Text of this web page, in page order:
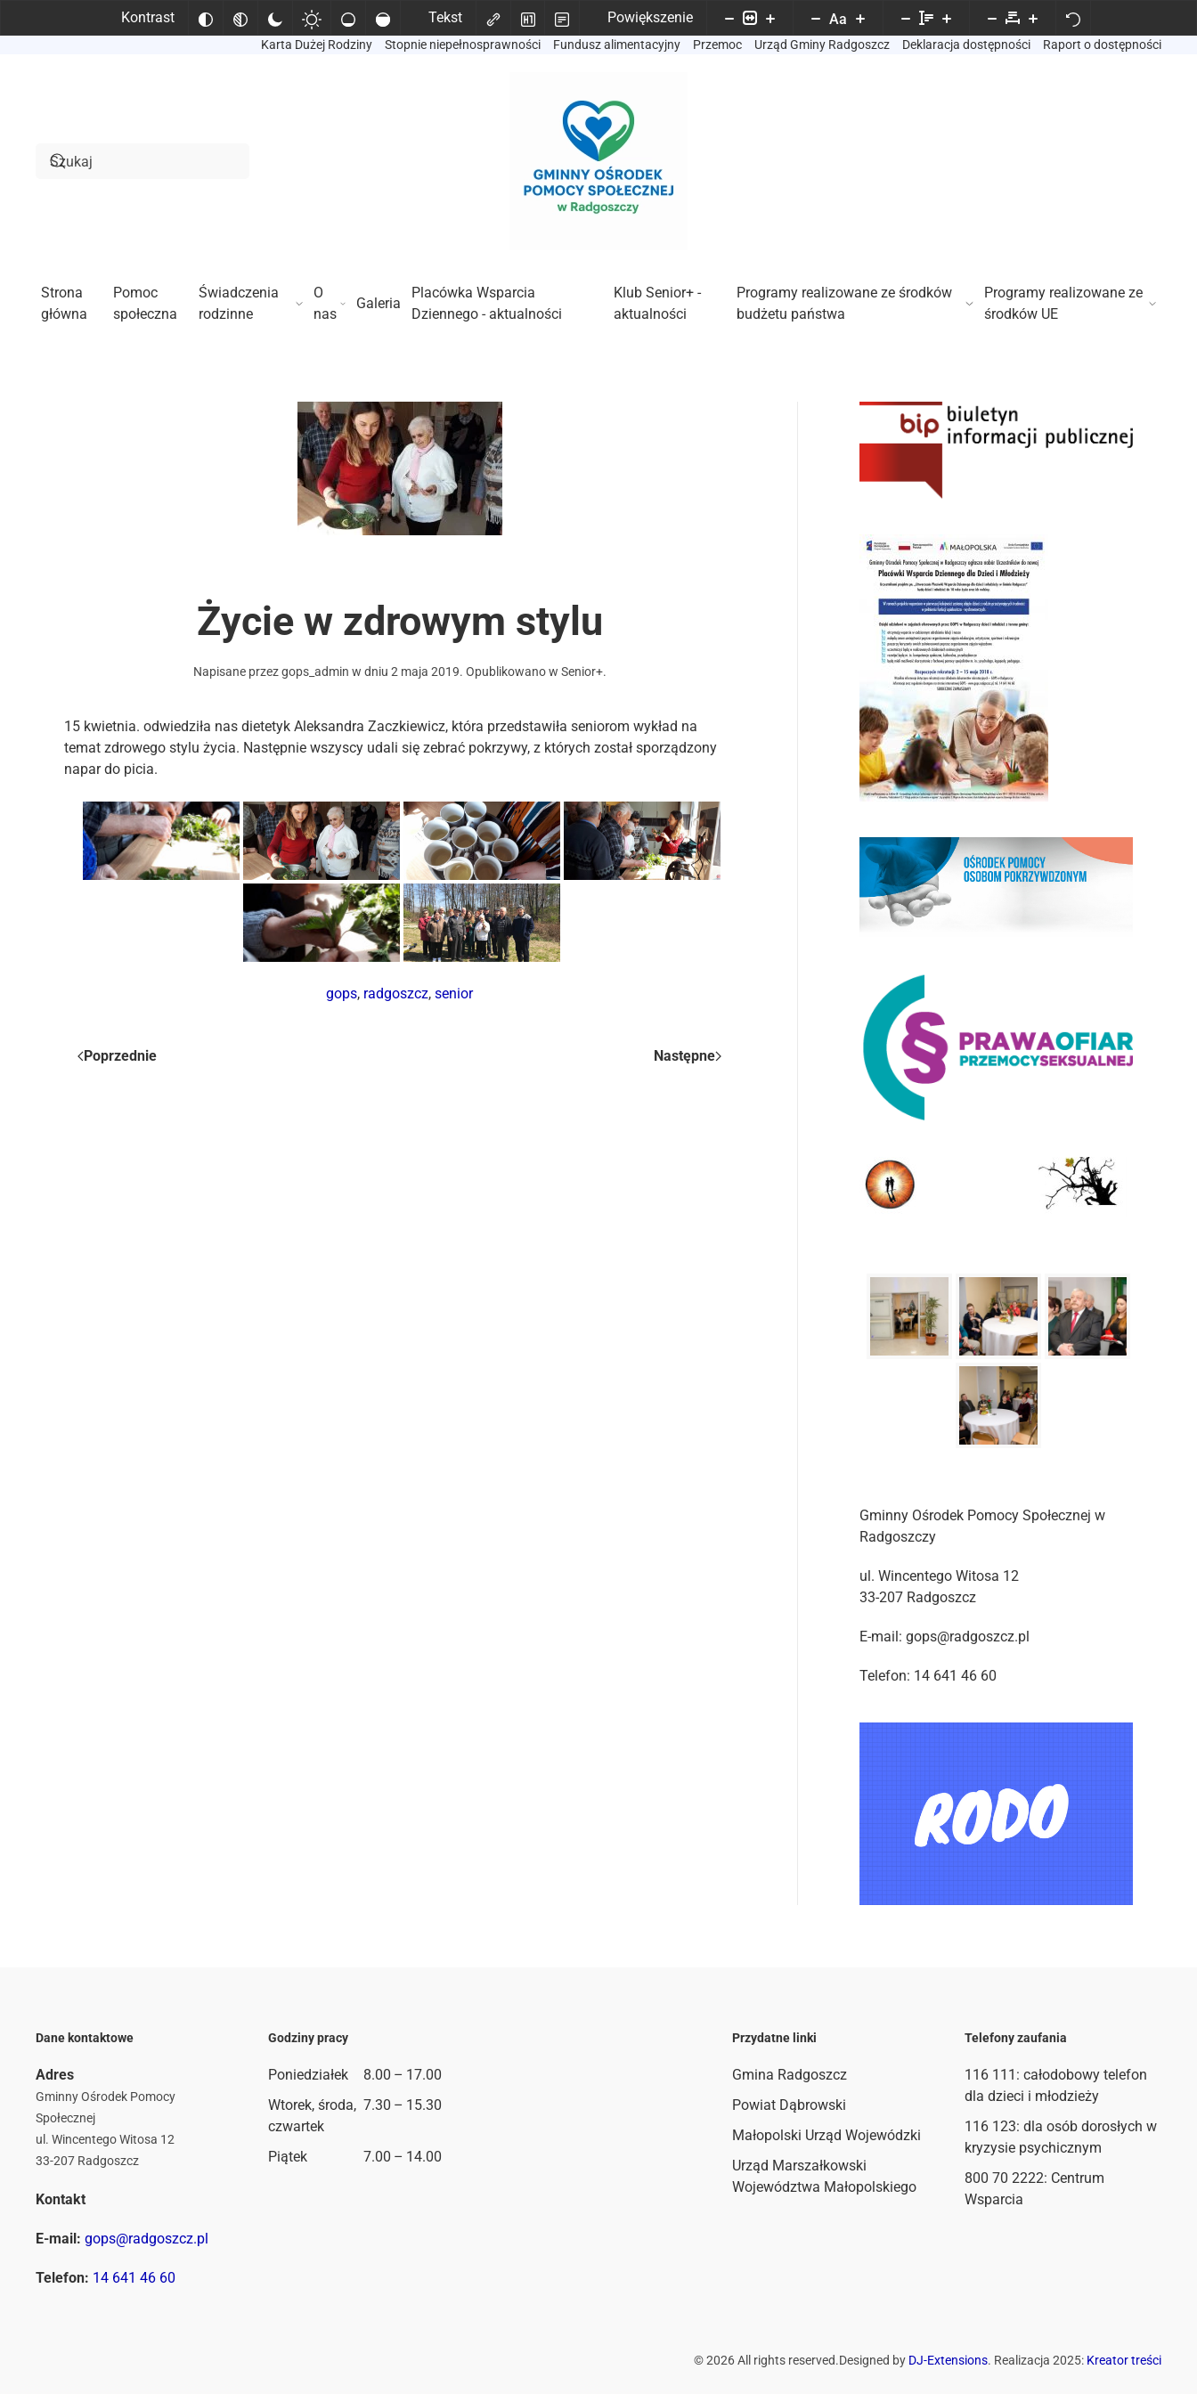
Kontrast Tekst Powiększenie
Aa
Karta Dużej Rodziny Stopnie niepełnosprawności Fundusz alimentacyjny Przemoc Urząd Gminy Radgoszcz Deklaracja dostępności Raport o dostępności
Strona
główna
Pomoc
społeczna
Świadczenia
rodzinne
O
nas
Galeria
Placówka Wsparcia
Dziennego - aktualności
Klub Senior+ -
aktualności
Programy realizowane ze środków
budżetu państwa
Programy realizowane ze
środków UE
Życie w zdrowym stylu
Napisane przezgops_admin w dniu 2 maja 2019. Opublikowano w Senior+.
15 kwietnia. odwiedziła nas dietetyk Aleksandra Zaczkiewicz, która przedstawiła seniorom wykład na
temat zdrowego stylu życia. Następnie wszyscy udali się zebrać pokrzywy, z których został sporządzony
napar do picia.
gops, radgoszcz,senior
Poprzednie Następne
Gminny Ośrodek Pomocy Społecznej w
Radgoszczy
ul. Wincentego Witosa 12
33-207 Radgoszcz
E-mail: gops@radgoszcz.pl
Telefon: 14 641 46 60
Dane kontaktowe
Adres
Gminny Ośrodek Pomocy
Społecznej
ul. Wincentego Witosa 12
33-207 Radgoszcz
Kontakt
E-mail: gops@radgoszcz.pl
Telefon: 14 641 46 60
Godziny pracy
Poniedziałek
8.00 – 17.00
Wtorek, środa,
czwartek
7.30 – 15.30
Piątek 7.00 – 14.00
Przydatne linki
Gmina Radgoszcz
Powiat Dąbrowski
Małopolski Urząd Wojewódzki
Urząd Marszałkowski
Województwa Małopolskiego
Telefony zaufania
116 111 : całodobowy telefon
dla dzieci i młodzieży
116 123: dla osób dorosłych w
kryzysie psychicznym
800 70 2222: Centrum
Wsparcia
©2026All rights reserved.Designed by DJ-Extensions. Realizacja 2025: Kreator treści